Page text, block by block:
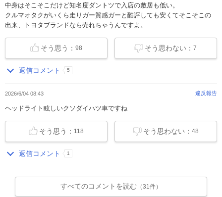
中身はそこそこだけど知名度ダントツで入店の敷居も低い。
クルマオタクがいくら走りガー質感ガーと酷評しても安くてそこそこの
出来、トヨタブランドなら売れちゃうんですよ。
そう思わない：7
そう思う：98
返信コメント 5
2026/6/04 08:43 違反報告
ヘッドライト眩しいクソダイハツ車ですね
そう思わない： 48
そう思う： 118
返信コメント 1
すべてのコメントを読む （31件）